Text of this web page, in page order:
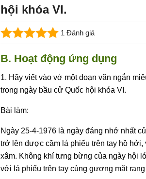
hội khóa VI.
1 Đánh giá
B. Hoạt động ứng dụng
1. Hãy viết vào vở một đoạn văn ngắn
trong ngày bầu cử Quốc hội khóa VI.
Bài làm:
Ngày 25-4-1976 là ngày đáng nhớ nhất
trở lên được cầm lá phiếu trên tay hồ
xâm. Không khí tưng bừng của ngày hội
với lá phiếu trên tay cùng gương mặt